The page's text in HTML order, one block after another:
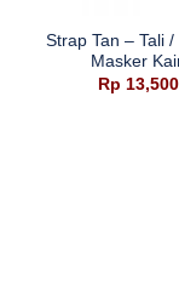
Strap Tan – Tali /
Masker
Rp 13,500